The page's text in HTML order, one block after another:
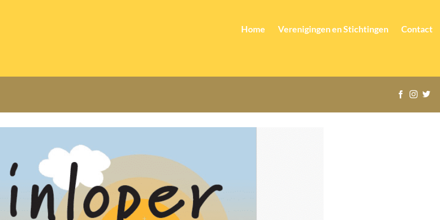
Home Verenigingen en Stichtingen Contact